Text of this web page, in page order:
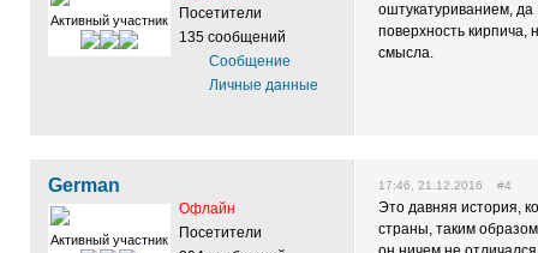
Активный участник
Посетители
135 сообщений
Сообщение
Личные данные
оштукатуриванием, да
поверхность кирпича,
смысла.
German
Активный участник
Офлайн
Посетители
17:46, 21.12.2016 #4
Это давняя история,
страны, таким